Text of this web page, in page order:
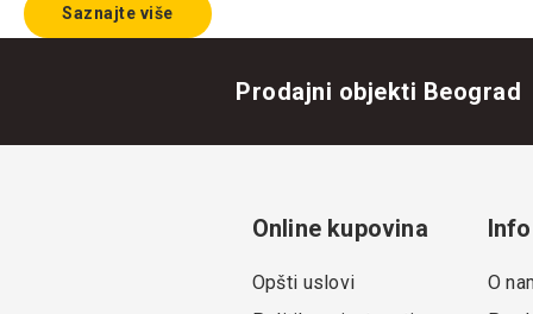
Saznajte više
Prodajni objekti Beograd
Online kupovina
Opšti uslovi
Info
O